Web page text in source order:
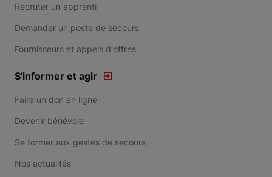
Recruter un apprenti
Demander un poste de secours
Fournisseurs et appels d'offres
S'informer et agir
Faire un don en ligne
Devenir bénévole
Se former aux gestes de secours
Nos actualités